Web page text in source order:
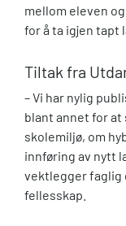
mellom eleven
for å ta igjen tapt
Tiltak fra
–Vi har nylig
blant annet for at
skolemiljø, om
innføring av nytt
vektlegger faglig
fellesskap.